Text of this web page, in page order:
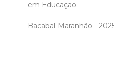
em Educaçao.
Bacabal-Maranhão -